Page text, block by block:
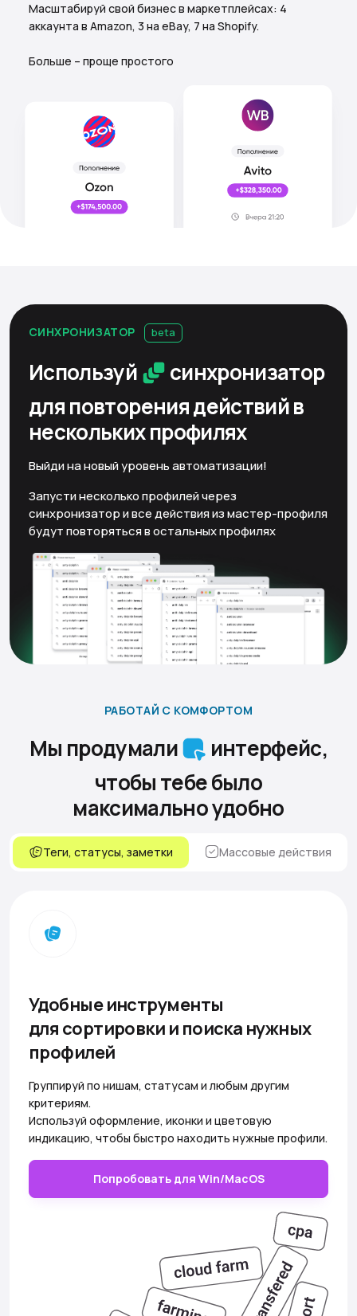
Масштабируй свой бизнес в маркетплейсах: 4
аккаунта в Amazon, 3 на eBay, 7 на Shopify.
Больше – проще простого
СИНХРОНИЗАТОР beta
Используй
синхронизатор
для повторения действийв
нескольких профилях
Выйди на новый уровень автоматизации!
Запусти несколько профилей через
синхронизатор и все действия из мастер-профиля
будут повторяться в остальных профилях
РАБОТАЙ С КОМФОРТОМ
Мы продумали
интерфейс,
чтобы тебе было
максимально удобно
Теги, статусы, заметки Массовые действия
Удобные инструменты
для сортировки и поиска нужных
профилей
Группируй по нишам, статусам и любым другим
критериям.
Используй оформление, иконки и цветовую
индикацию, чтобы быстро находить нужные профили.
Попробовать для Win/MacOS